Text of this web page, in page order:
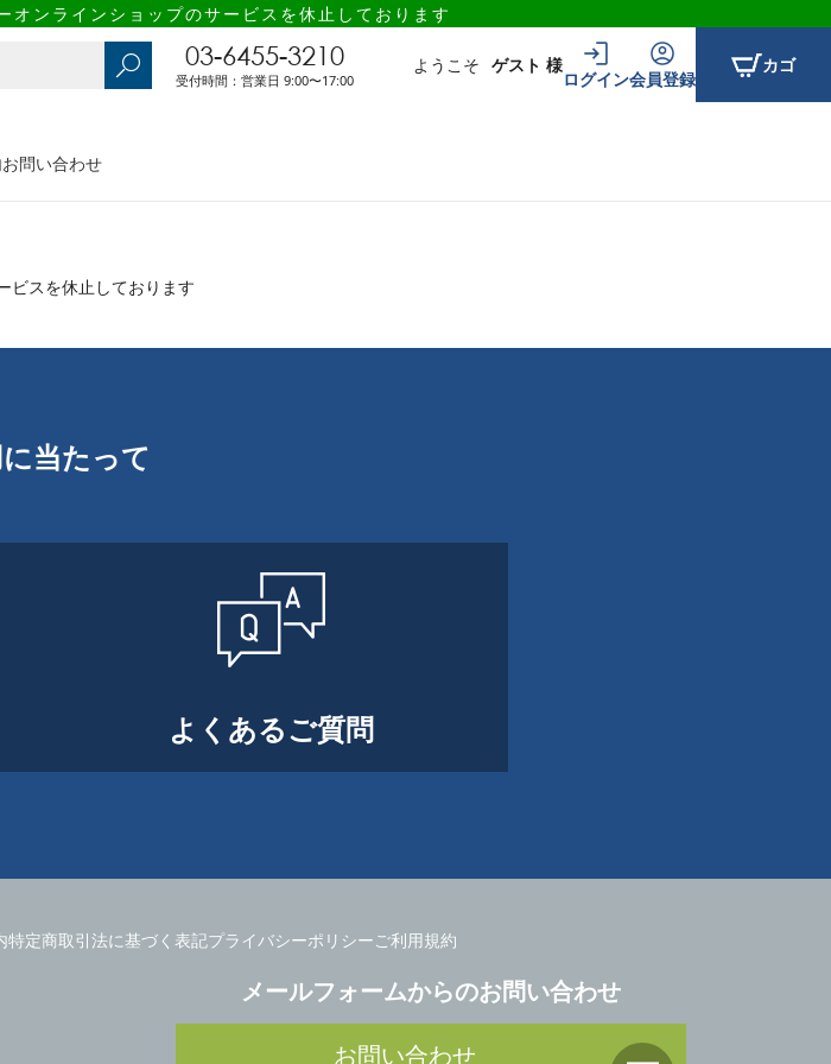
ンラインショップのサービスを休止しております
03-6455-3210
受付時間：営業日 9:00〜17:00
ようこそ ゲスト 様
ログイン会員登録
カゴ
お問い合わせ
ビスを休止しております
当たって
よくあるご質問
特定商取引法に基づく表記プライバシーポリシーご利用規約
メールフォームからのお問い合わせ
お問い合わせ